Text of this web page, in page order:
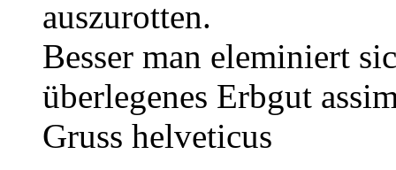
auszurotten.
Besser man eleminiert
überlegenes Erbgut
Gruss helveticus